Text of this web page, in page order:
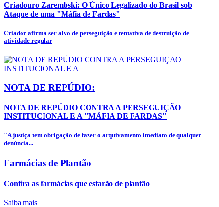
Criadouro Zarembski: O Único Legalizado do Brasil sob
Ataque de uma "Máfia de Fardas"
Criador afirma ser alvo de perseguição e tentativa de destruição de
atividade regular
NOTA DE REPÚDIO:
NOTA DE REPÚDIO CONTRA A PERSEGUIÇÃO
INSTITUCIONAL E A "MÁFIA DE FARDAS"
"A justiça tem obrigação de fazer o arquivamento imediato de qualquer
denúncia...
Farmácias de Plantão
Confira as farmácias que estarão de plantão
Saiba mais